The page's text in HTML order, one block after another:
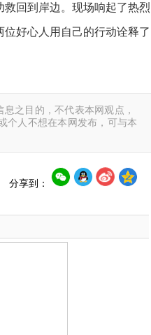
回到岸边。现场响起了热烈
好心人用自己的行动诠释了
之目的，不代表本网观点，
个人不想在本网发布，可与本
分享到：